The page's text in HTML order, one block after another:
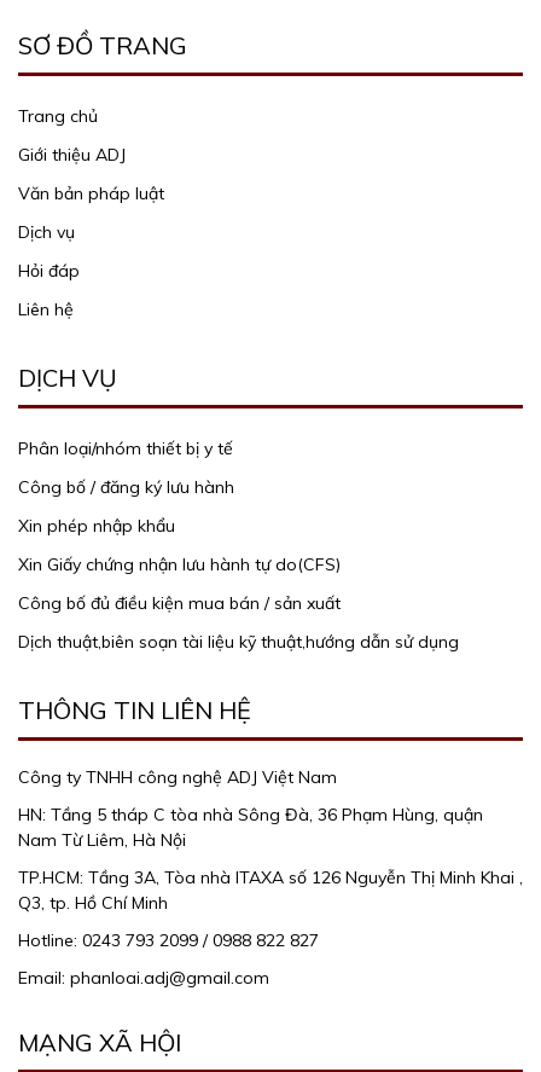
SƠ ĐỒ TRANG
Trang chủ
Giới thiệu ADJ
Văn bản pháp luật
Dịch vụ
Hỏi đáp
Liên hệ
DỊCH VỤ
Phân loại/nhóm thiết bị y tế
Công bố / đăng ký lưu hành
Xin phép nhập khẩu
Xin Giấy chứng nhận lưu hành tự do(CFS)
Công bố đủ điều kiện mua bán / sản xuất
Dịch thuật,biên soạn tài liệu kỹ thuật,hướng dẫn sử dụng
THÔNG TIN LIÊN HỆ
Công ty TNHH công nghệ ADJ Việt Nam
HN: Tầng 5 tháp C tòa nhà Sông Đà, 36 Phạm Hùng, quận
Nam Từ Liêm, Hà Nội
TP.HCM: Tầng 3A, Tòa nhà ITAXA số 126 Nguyễn Thị Minh Khai ,
Q3, tp. Hồ Chí Minh
Hotline: 0243 793 2099 / 0988 822 827
Email: phanloai.adj@gmail.com
MẠNG XÃ HỘI